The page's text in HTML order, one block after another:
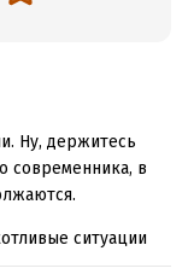
Ну, держитесь
современника, в
ситуации